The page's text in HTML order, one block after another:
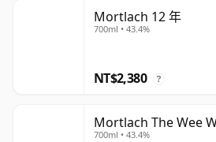
Mortlach 12 年
700ml • 43.4%
NT$2,380 ?
Mortlach The Wee
700ml • 43.4%